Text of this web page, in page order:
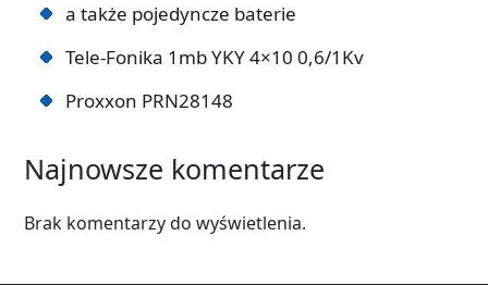
a także pojedyncze baterie
Tele-Fonika 1mb YKY 4×10 0,6/1Kv
Proxxon PRN28148
Najnowsze komentarze
Brak komentarzy do wyświetlenia.